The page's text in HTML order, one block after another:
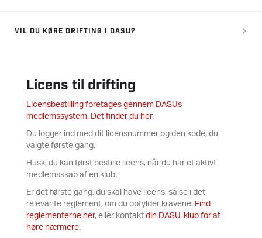
VIL DU KØRE DRIFTING I DASU?
Licens til drifting
Licensbestilling foretages gennem DASUs
medlemssystem. Det finder du her.
Du logger ind med dit licensnummer og den kode, du
valgte første gang.
Husk, du kan først bestille licens, når du har et aktivt
medlemsskab af en klub.
Er det første gang, du skal have licens, så se i det
relevante reglement, om du opfylder kravene.Find
reglementerne her, eller kontaktdin DASU-klub for at
høre nærmere.